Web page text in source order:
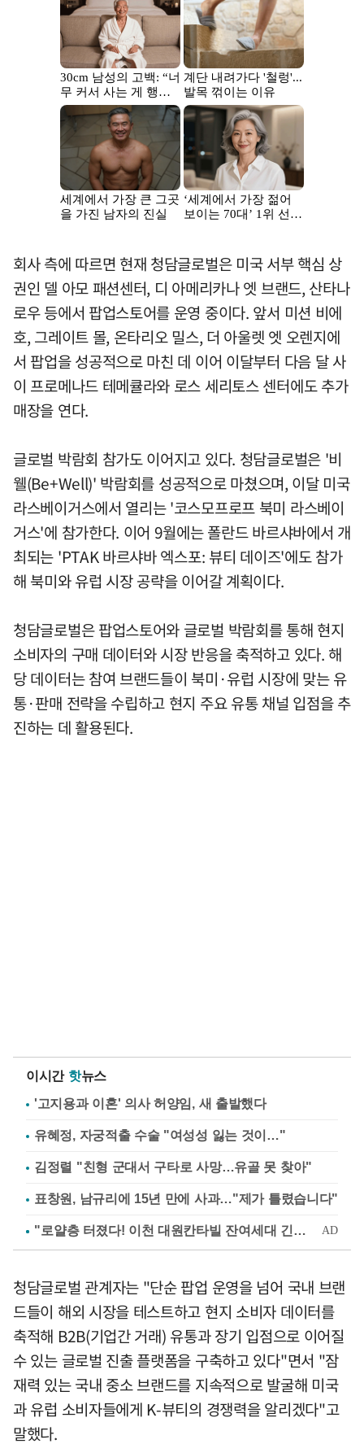
회사 측에 따르면 현재 청담글로벌은 미국 서부 핵심 상
권인 델 아모 패션센터, 디 아메리카나 엣 브랜드, 산타나
로우 등에서 팝업스토어를 운영 중이다. 앞서 미션 비에
호, 그레이트 몰, 온타리오 밀스, 더 아울렛 엣 오렌지에
서 팝업을 성공적으로 마친 데 이어 이달부터 다음 달 사
이 프로메나드 테메큘라와 로스 세리토스 센터에도 추가
매장을 연다.
글로벌 박람회 참가도 이어지고 있다. 청담글로벌은 '비
웰(Be+Well)' 박람회를 성공적으로 마쳤으며, 이달 미국
라스베이거스에서 열리는 '코스모프로프 북미 라스베이
거스'에 참가한다. 이어 9월에는 폴란드 바르샤바에서 개
최되는 'PTAK 바르샤바 엑스포: 뷰티 데이즈'에도 참가
해 북미와 유럽 시장 공략을 이어갈 계획이다.
청담글로벌은 팝업스토어와 글로벌 박람회를 통해 현지
소비자의 구매 데이터와 시장 반응을 축적하고 있다. 해
당 데이터는 참여 브랜드들이 북미·유럽 시장에 맞는 유
통·판매 전략을 수립하고 현지 주요 유통 채널 입점을 추
진하는 데 활용된다.
이시간 핫뉴스
'고지용과 이혼' 의사 허양임, 새 출발했다
유혜정, 자궁적출 수술 "여성성 잃는 것이…"
김정렬 "친형 군대서 구타로 사망…유골 못 찾아"
표창원, 남규리에 15년 만에 사과…"제가 틀렸습니다"
청담글로벌 관계자는 "단순 팝업 운영을 넘어 국내 브랜
드들이 해외 시장을 테스트하고 현지 소비자 데이터를
축적해 B2B(기업간 거래) 유통과 장기 입점으로 이어질
수 있는 글로벌 진출 플랫폼을 구축하고 있다"면서 "잠
재력 있는 국내 중소 브랜드를 지속적으로 발굴해 미국
과 유럽 소비자들에게 K-뷰티의 경쟁력을 알리겠다"고
말했다.